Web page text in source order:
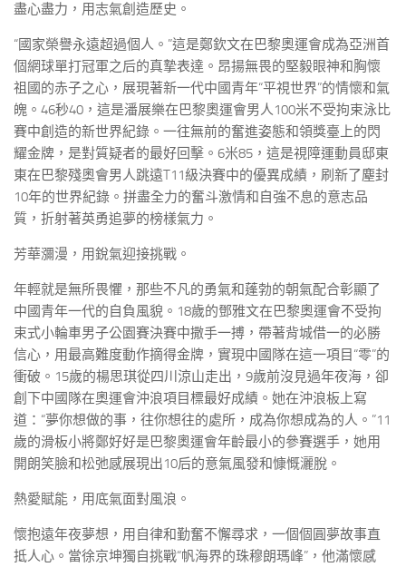
盡心盡力，用志氣創造歷史。
“國家榮譽永遠超過個人。”這是鄭欽文在巴黎奧運會成為亞洲首
個網球單打冠軍之后的真摯表達。昂揚無畏的堅毅眼神和胸懷
祖國的赤子之心，展現著新一代中國青年“平視世界”的情懷和氣
魄。46秒40，這是潘展樂在巴黎奧運會男人100米不受拘束泳比
賽中創造的新世界紀錄。一往無前的奮進姿態和領獎臺上的閃
耀金牌，是對質疑者的最好回擊。6米85，這是視障運動員邸東
東在巴黎殘奧會男人跳遠T11級決賽中的優異成績，刷新了塵封
10年的世界紀錄。拼盡全力的奮斗激情和自強不息的意志品
質，折射著英勇追夢的榜樣氣力。
芳華瀰漫，用銳氣迎接挑戰。
年輕就是無所畏懼，那些不凡的勇氣和蓬勃的朝氣配合彰顯了
中國青年一代的自負風貌。18歲的鄧雅文在巴黎奧運會不受拘
束式小輪車男子公園賽決賽中撒手一搏，帶著背城借一的必勝
信心，用最高難度動作摘得金牌，實現中國隊在這一項目“零”的
衝破。15歲的楊思琪從四川涼山走出，9歲前沒見過年夜海，卻
創下中國隊在奧運會沖浪項目標最好成績。她在沖浪板上寫
道：“夢你想做的事，往你想往的處所，成為你想成為的人。”11
歲的滑板小將鄭好好是巴黎奧運會年齡最小的參賽選手，她用
開朗笑臉和松弛感展現出10后的意氣風發和慷慨灑脫。
熱愛賦能，用底氣面對風浪。
懷抱遠年夜夢想，用自律和勤奮不懈尋求，一個個圓夢故事直
抵人心。當徐京坤獨自挑戰“帆海界的珠穆朗瑪峰”，他滿懷感